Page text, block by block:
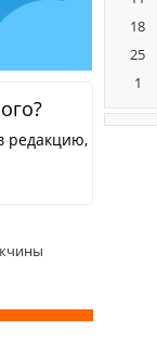
редакцию,
18
25
1